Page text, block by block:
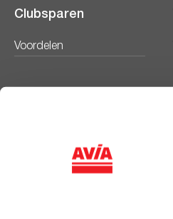
Clubsparen
Voordelen